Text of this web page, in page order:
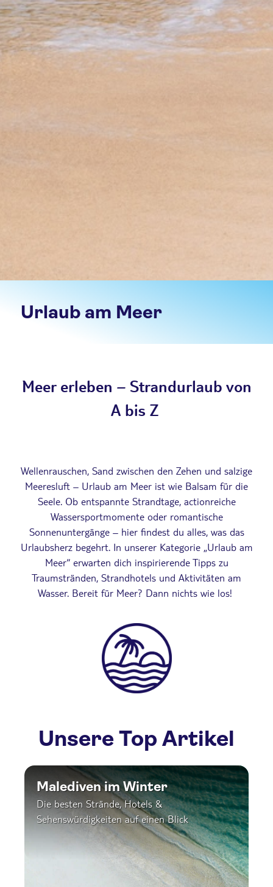
Urlaub am Meer
Meer erleben – Strandurlaub von
A bis Z
Wellenrauschen, Sand zwischen den Zehen und salzige
Meeresluft – Urlaub am Meer ist wie Balsam für die
Seele. Ob entspannte Strandtage, actionreiche
Wassersportmomente oder romantische
Sonnenuntergänge – hier findest du alles, was das
Urlaubsherz begehrt. In unserer Kategorie „Urlaub am
Meer“ erwarten dich inspirierende Tipps zu
Traumstränden, Strandhotels und Aktivitäten am
Wasser. Bereit für Meer? Dann nichts wie los!
Unsere Top Artikel
Malediven im Winter
Die besten Strände, Hotels &
Sehenswürdigkeiten auf einen Blick